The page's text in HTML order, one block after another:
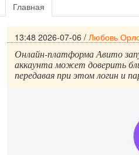
Главная
13:48 2026-07-06 / Любовь
Онлайн-платформа Авито
аккаунта может доверить
передавая при этом логин и